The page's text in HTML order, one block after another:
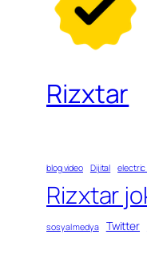
Rizxtar
blog video Dijital electric
Rizxtar
sosyal medya Twitter